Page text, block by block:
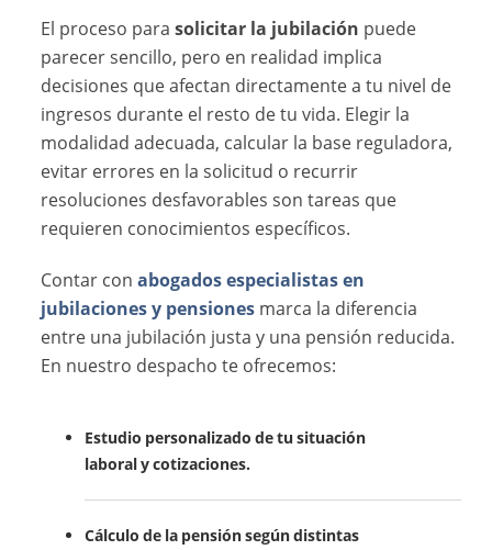
El proceso parasolicitar la jubilación puede
parecer sencillo, pero en realidad implica
decisiones que afectan directamente a tu nivel de
ingresos durante el resto de tu vida. Elegir la
modalidad adecuada, calcular la base reguladora,
evitar errores en la solicitud o recurrir
resoluciones desfavorables son tareas que
requieren conocimientos específicos.
Contar conabogados especialistas en
jubilaciones y pensiones marca la diferencia
entre una jubilación justa y una pensión reducida.
En nuestro despacho te ofrecemos:
Estudio personalizado de tu situación
laboral y cotizaciones.
Cálculo de la pensión según distintas